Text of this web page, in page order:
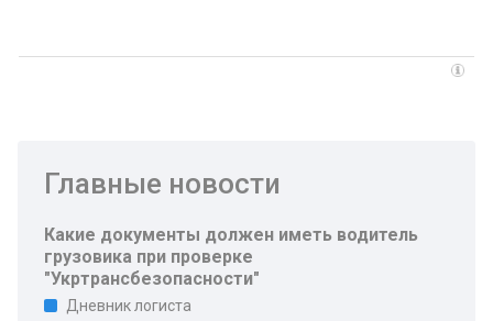
Главные новости
Какие документы должен иметь водитель
грузовика при проверке
"Укртрансбезопасности"
Дневник логиста